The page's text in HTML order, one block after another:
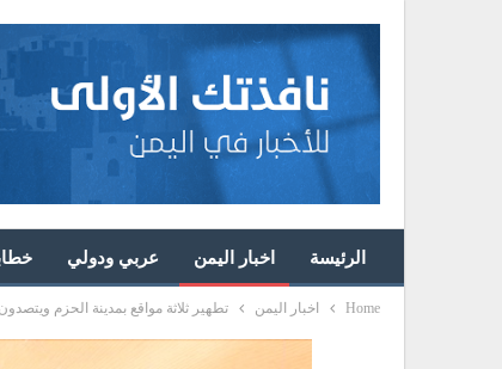
الرئيسة اخبار اليمن عربي ودولي
Home اخبار اليمن تطهير ثلاثة مواقع بمدينة الحزم